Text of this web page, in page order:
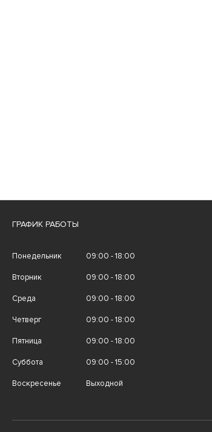
ГРАФИК РАБОТЫ
Понедельник 09:00 - 18:00
Вторник 09:00 - 18:00
Среда 09:00 - 18:00
Четверг 09:00 - 18:00
Пятница 09:00 - 18:00
Суббота 09:00 - 15:00
Воскресенье Выходной